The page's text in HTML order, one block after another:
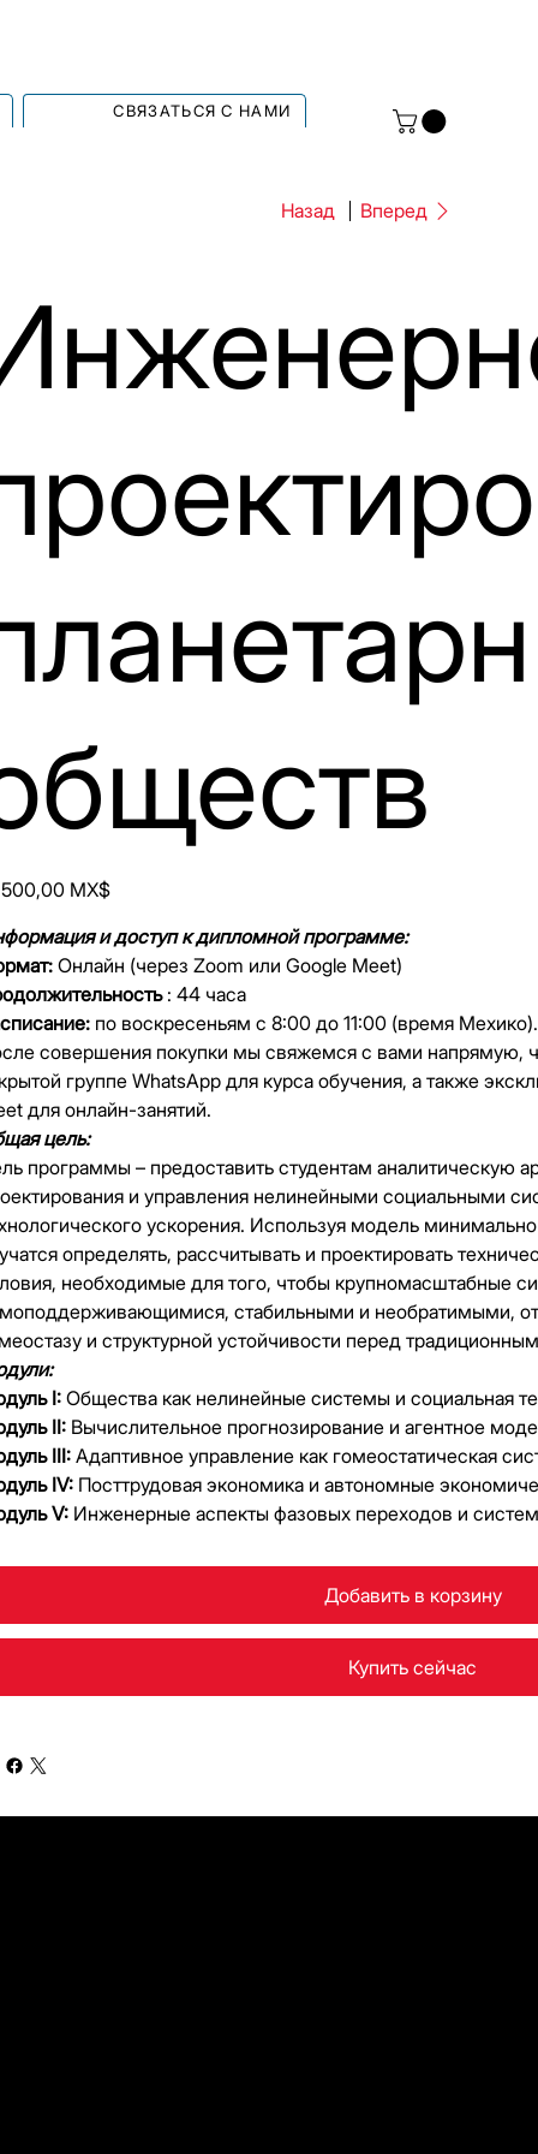
СВЯЗАТЬСЯ С НАМИ
Назад Вперед
500,00 MX$
и доступ к дипломной программе:
Онлайн (через Zoom или Google Meet)
: 44 часа
по воскресеньям с 8:00 до 11:00 (время Мехико).
совершения покупки мы свяжемся с вами напрямую,
группе WhatsApp для курса обучения, а также
для онлайн-занятий.
цель:
программы – предоставить студентам аналитическую
и управления нелинейными социальными
ускорения. Используя модель
определять, рассчитывать и проектировать
необходимые для того, чтобы крупномасштабные
стабильными и необратимыми,
и структурной устойчивости перед
I:Общества как нелинейные системы и социальная
II:Вычислительное прогнозирование и агентное
III:Адаптивное управление как гомеостатическая
IV:Посттрудовая экономика и автономные
V:Инженерные аспекты фазовых переходов и
Добавить в корзину
Купить сейчас